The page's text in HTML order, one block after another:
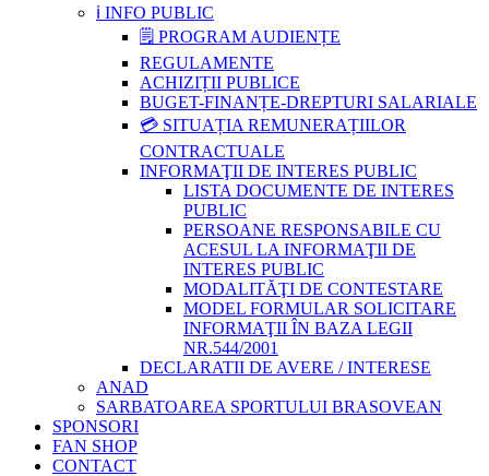
ℹ️ INFO PUBLIC
🗒 PROGRAM AUDIENȚE
REGULAMENTE
ACHIZIȚII PUBLICE
BUGET-FINANȚE-DREPTURI SALARIALE
💳 SITUAȚIA REMUNERAȚIILOR
CONTRACTUALE
INFORMAŢII DE INTERES PUBLIC
LISTA DOCUMENTE DE INTERES
PUBLIC
PERSOANE RESPONSABILE CU
ACESUL LA INFORMAŢII DE
INTERES PUBLIC
MODALITĂŢI DE CONTESTARE
MODEL FORMULAR SOLICITARE
INFORMAŢII ÎN BAZA LEGII
NR.544/2001
DECLARATII DE AVERE / INTERESE
ANAD
SARBATOAREA SPORTULUI BRASOVEAN
SPONSORI
FAN SHOP
CONTACT